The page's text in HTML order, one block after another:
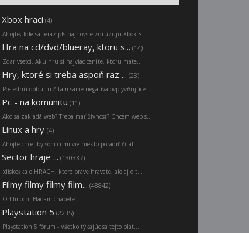
Xbox hraci (4)
Ahojte, kde sa teraz pls najnovsie zdruzuju Xbox S...
Hra na cd/dvd/blueray, ktoru s... (14)
Zdar vsetci. Aku hru si najviac cenite, ktoru mate...
Hry, ktoré si treba aspoň raz ... (23)
Poslednú dobu tu čítam samé negatíva ovplyvňujúce ...
Pc - na komunitu (11)
Ako sa zakladá web? Treba mať živnosť? Chcem web s...
Linux a hry (4)
Ahojte chcel by som ci mi vie niekto poradiť čítal...
Sector hraje ... (130337)
:diskoška o HRACH, ktore prave hravate, ale aj o t...
Filmy filmy filmy film... (48842)
O filmoch. Hádam chápete....
Playstation 5 (2235)
Playstation 5 fórum - Všetko týkajúc sa tejto plat...